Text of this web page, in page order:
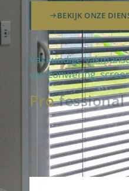
BEKIJK ONZE
Vakkundige
van zonwering,
Profteam|